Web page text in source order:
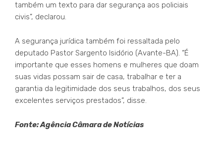
também um texto para dar segurança aos policiais
civis”, declarou.
A segurança jurídica também foi ressaltada pelo
deputado Pastor Sargento Isidório (Avante-BA). “É
importante que esses homens e mulheres que doam
suas vidas possam sair de casa, trabalhar e ter a
garantia da legitimidade dos seus trabalhos, dos seus
excelentes serviços prestados”, disse.
Fonte: Agência Câmara de Notícias